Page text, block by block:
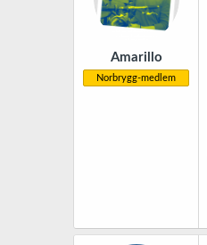
Amarillo
Norbrygg-medlem